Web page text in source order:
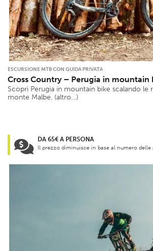
ESCURSIONE MTB CON GUIDA PRIVATA
Cross Country – Perugia in mountain
Scopri Perugia in mountain bike scalando le
monte Malbe. (altro…)
DA 65€ A PERSONA
Il prezzo diminuisce in base al numero delle